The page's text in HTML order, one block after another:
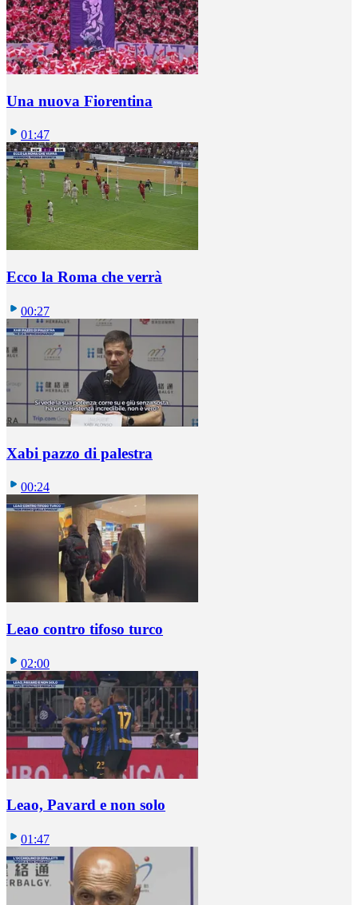
Una nuova Fiorentina
01:47
Ecco la Roma che verrà
00:27
Xabi pazzo di palestra
00:24
Leao contro tifoso turco
02:00
Leao, Pavard e non solo
01:47